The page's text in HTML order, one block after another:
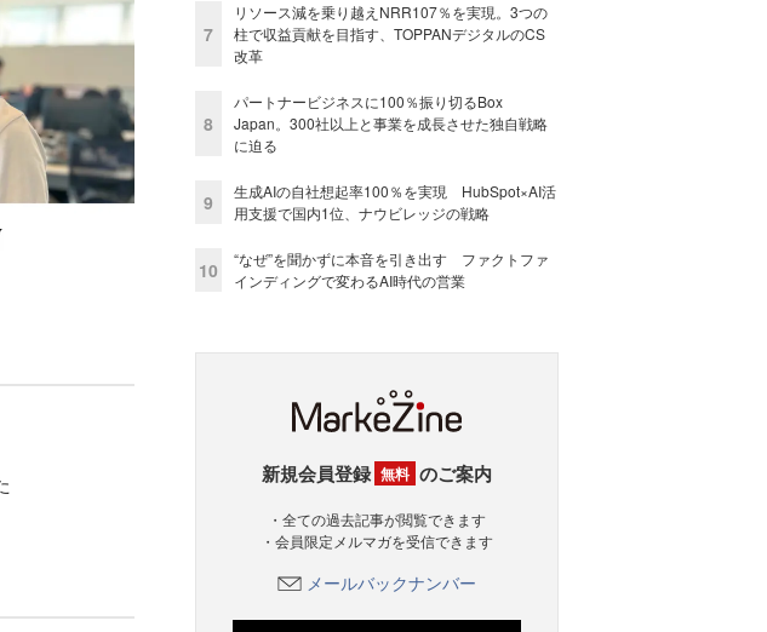
7
リソース減を乗り越えNRR107％を実現。3つの
柱で収益貢献を目指す、TOPPANデジタルのCS
改革
8
パートナービジネスに100％振り切るBox
Japan。300社以上と事業を成長させた独自戦略
に迫る
9
生成AIの自社想起率100％を実現 HubSpot×AI活
用支援で国内1位、ナウビレッジの戦略
10
“なぜ”を聞かずに本音を引き出す ファクトファ
インディングで変わるAI時代の営業
新規会員登録 無料 のご案内
・全ての過去記事が閲覧できます
・会員限定メルマガを受信できます
メールバックナンバー